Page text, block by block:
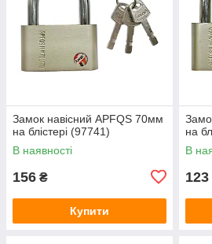
Замок навісний APFQS 70мм
на блістері (97741)
В наявності
156 ₴
Купити
на
В
123